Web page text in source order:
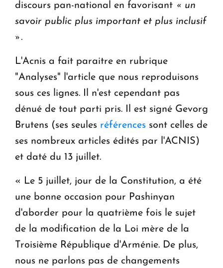
discours pan-national en favorisant « un
savoir public plus important et plus inclusif
».
L'Acnis a fait paraitre en rubrique
"Analyses" l'article que nous reproduisons
sous ces lignes. Il n'est cependant pas
dénué de tout parti pris. Il est signé Gevorg
Brutens (ses seules références sont celles de
ses nombreux articles édités par l'ACNIS)
et daté du 13 juillet.
« Le 5 juillet, jour de la Constitution, a été
une bonne occasion pour Pashinyan
d'aborder pour la quatrième fois le sujet
de la modification de la Loi mère de la
Troisième République d'Arménie. De plus,
nous ne parlons pas de changements